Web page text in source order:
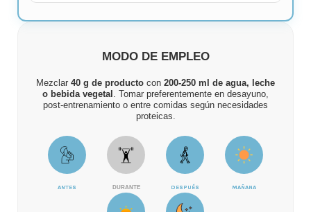
MODO DE EMPLEO
Mezclar 40 g de producto con 200-250 ml de agua, leche
o bebida vegetal . Tomar preferentemente en desayuno,
post-entrenamiento o entre comidas según necesidades
proteicas.
ANTES DURANTE DESPUÉS MAÑANA